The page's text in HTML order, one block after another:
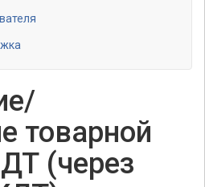
товарной
(через